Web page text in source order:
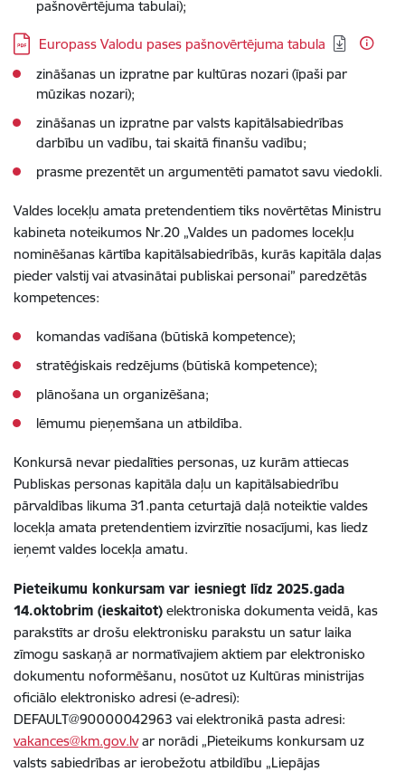
pašnovērtējuma tabulai);
Lejupielādēt:
Europass Valodu pases pašnovērtējuma tabula
zināšanas un izpratne par kultūras nozari (īpaši par
mūzikas nozari);
zināšanas un izpratne par valsts kapitālsabiedrības
darbību un vadību, tai skaitā finanšu vadību;
prasme prezentēt un argumentēti pamatot savu viedokli.
Valdes locekļu amata pretendentiem tiks novērtētas Ministru
kabineta noteikumos Nr.20 „Valdes un padomes locekļu
nominēšanas kārtība kapitālsabiedrībās, kurās kapitāla daļas
pieder valstij vai atvasinātai publiskai personai” paredzētās
kompetences:
komandas vadīšana (būtiskā kompetence);
stratēģiskais redzējums (būtiskā kompetence);
plānošana un organizēšana;
lēmumu pieņemšana un atbildība.
Konkursā nevar piedalīties personas, uz kurām attiecas
Publiskas personas kapitāla daļu un kapitālsabiedrību
pārvaldības likuma 31.panta ceturtajā daļā noteiktie valdes
locekļa amata pretendentiem izvirzītie nosacījumi, kas liedz
ieņemt valdes locekļa amatu.
Pieteikumu konkursam var iesniegt līdz 2025.gada
14.oktobrim (ieskaitot) elektroniska dokumenta veidā, kas
parakstīts ar drošu elektronisku parakstu un satur laika
zīmogu saskaņā ar normatīvajiem aktiem par elektronisko
dokumentu noformēšanu, nosūtot uz Kultūras ministrijas
oficiālo elektronisko adresi (e-adresi):
DEFAULT@90000042963 vai elektronikā pasta adresi:
vakances@km.gov.lvar norādi „Pieteikums konkursam uz
valsts sabiedrības ar ierobežotu atbildību „Liepājas